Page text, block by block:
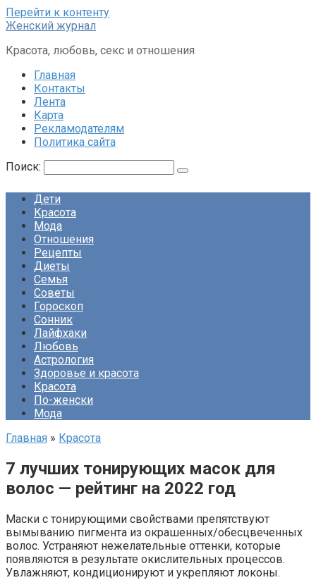
Перейти к контенту
Женский журнал
Красота, любовь, секс и отношения
Главная
Контакты
Лента
Карта
Рекламодателям
Политика сайта
Поиск:
Дети
Красота
Мода
Отношения
Рецепты
Диеты
Семья
Советы
Гороскоп
Сонник
Лайфхаки
Любовь
Астрология
Здоровье и красота
Красота
По-женски
Мода
Главная » Красота
7 лучших тонирующих масок для
волос — рейтинг на 2022 год
Маски с тонирующими свойствами препятствуют
вымыванию пигмента из окрашенных/обесцвеченных
волос. Устраняют нежелательные оттенки, которые
появляются в результате окислительных процессов.
Увлажняют, кондиционируют и укрепляют локоны.